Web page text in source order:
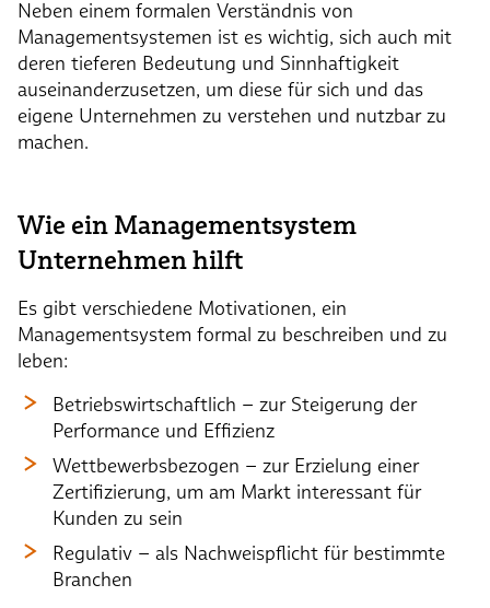
Neben einem formalen Verständnis von
Managementsystemen ist es wichtig, sich auch mit
deren tieferen Bedeutung und Sinnhaftigkeit
auseinanderzusetzen, um diese für sich und das
eigene Unternehmen zu verstehen und nutzbar zu
machen.
Wie ein Managementsystem
Unternehmen hilft
Es gibt verschiedene Motivationen, ein
Managementsystem formal zu beschreiben und zu
leben:
Betriebswirtschaftlich – zur Steigerung der
Performance und Effizienz
Wettbewerbsbezogen – zur Erzielung einer
Zertifizierung, um am Markt interessant für
Kunden zu sein
Regulativ – als Nachweispflicht für bestimmte
Branchen